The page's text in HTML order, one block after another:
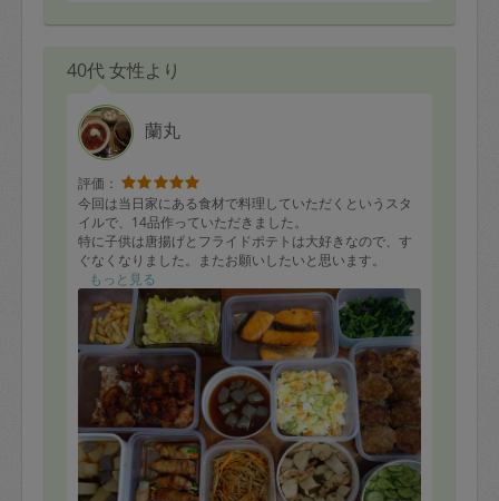
40代 女性より
蘭丸
評価：
今回は当日家にある食材で料理していただくというスタ
イルで、14品作っていただきました。
特に子供は唐揚げとフライドポテトは大好きなので、す
ぐなくなりました。またお願いしたいと思います。
もっと見る